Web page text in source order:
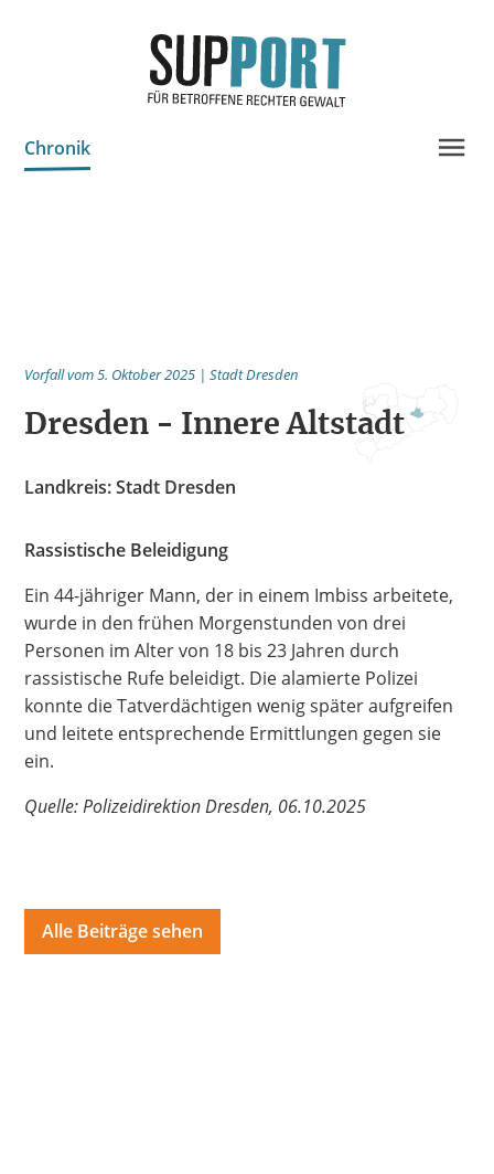
Chronik
Publikationen
Bildungsangebote
Deutsch العربية Český English
Français
Italiano
Kurdí فارسی Polski
Português
Русский
Español ትግርኛ Türkçe Việt
Vorfall vom 5. Oktober 2025 | Stadt Dresden
Dresden - Innere Altstadt
Landkreis: Stadt Dresden
Rassistische Beleidigung
Ein 44-jähriger Mann, der in einem Imbiss arbeitete,
wurde in den frühen Morgenstunden von drei
Personen im Alter von 18 bis 23 Jahren durch
rassistische Rufe beleidigt. Die alamierte Polizei
konnte die Tatverdächtigen wenig später aufgreifen
und leitete entsprechende Ermittlungen gegen sie
ein.
Quelle: Polizeidirektion Dresden, 06.10.2025
Alle Beiträge sehen